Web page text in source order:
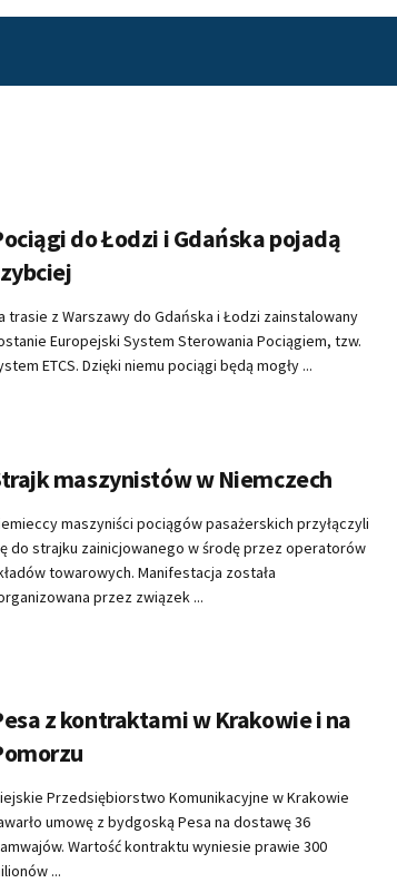
do Łodzi i Gdańska pojadą
trasie z Warszawy do Gdańska i Łodzi zainstalowany
Europejski System Sterowania Pociągiem, tzw.
ETCS. Dzięki niemu pociągi będą mogły ...
maszynistów w Niemczech
maszyniści pociągów pasażerskich przyłączyli
do strajku zainicjowanego w środę przez operatorów
towarowych. Manifestacja została
przez związek ...
z kontraktami w Krakowie i na
Przedsiębiorstwo Komunikacyjne w Krakowie
umowę z bydgoską Pesa na dostawę 36
Wartość kontraktu wyniesie prawie 300
...